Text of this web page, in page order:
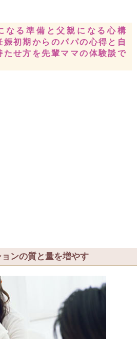
なる準備と父親になる心構
娠初期からのパパの心得と自
たせ方を先輩ママの体験談で
ンの質と量を増やす